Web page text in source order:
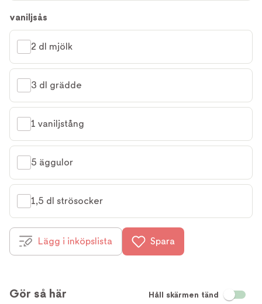
vaniljsås
2 dl mjölk
3 dl grädde
1 vaniljstång
5 äggulor
1,5 dl strösocker
Lägg i inköpslista Spara
Gör så här Håll skärmen tänd